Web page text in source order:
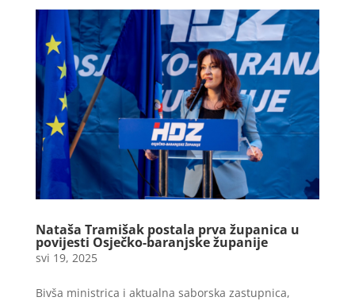
Nataša Tramišak postala prva županica u
povijesti Osječko-baranjske županije
svi 19, 2025
Bivša ministrica i aktualna saborska zastupnica,